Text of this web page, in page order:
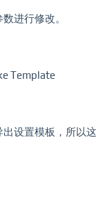
进行修改。
Template
设置模板，所以